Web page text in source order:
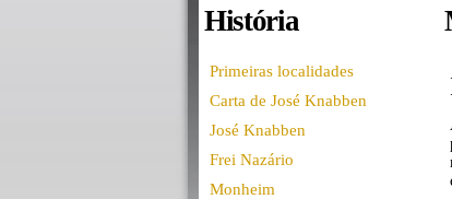
História
Primeiras localidades
Carta de José Knabben
José Knabben
Frei Nazário
Monheim